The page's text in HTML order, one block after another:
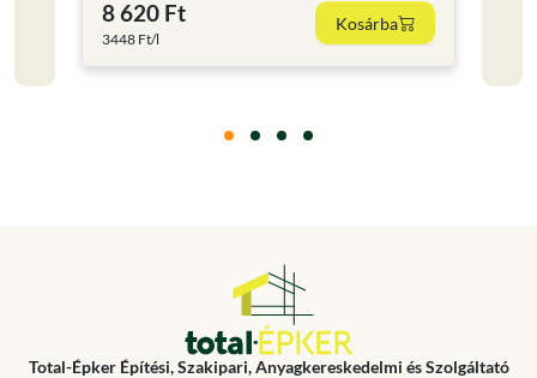
8 620 Ft
3448 Ft/l
Kosárba
Total-Épker Építési, Szakipari, Anyagkereskedelmi és Szolgáltató